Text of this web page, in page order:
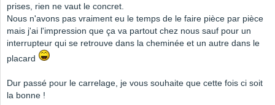
prises, rien ne vaut le concret.
Nous n'avons pas vraiment eu le temps de le faire pièce par pièce
mais j'ai l'impression que ça va partout chez nous sauf pour un
interrupteur qui se retrouve dans la cheminée et un autre dans le
placard
Dur passé pour le carrelage, je vous souhaite que cette fois ci soit
la bonne !